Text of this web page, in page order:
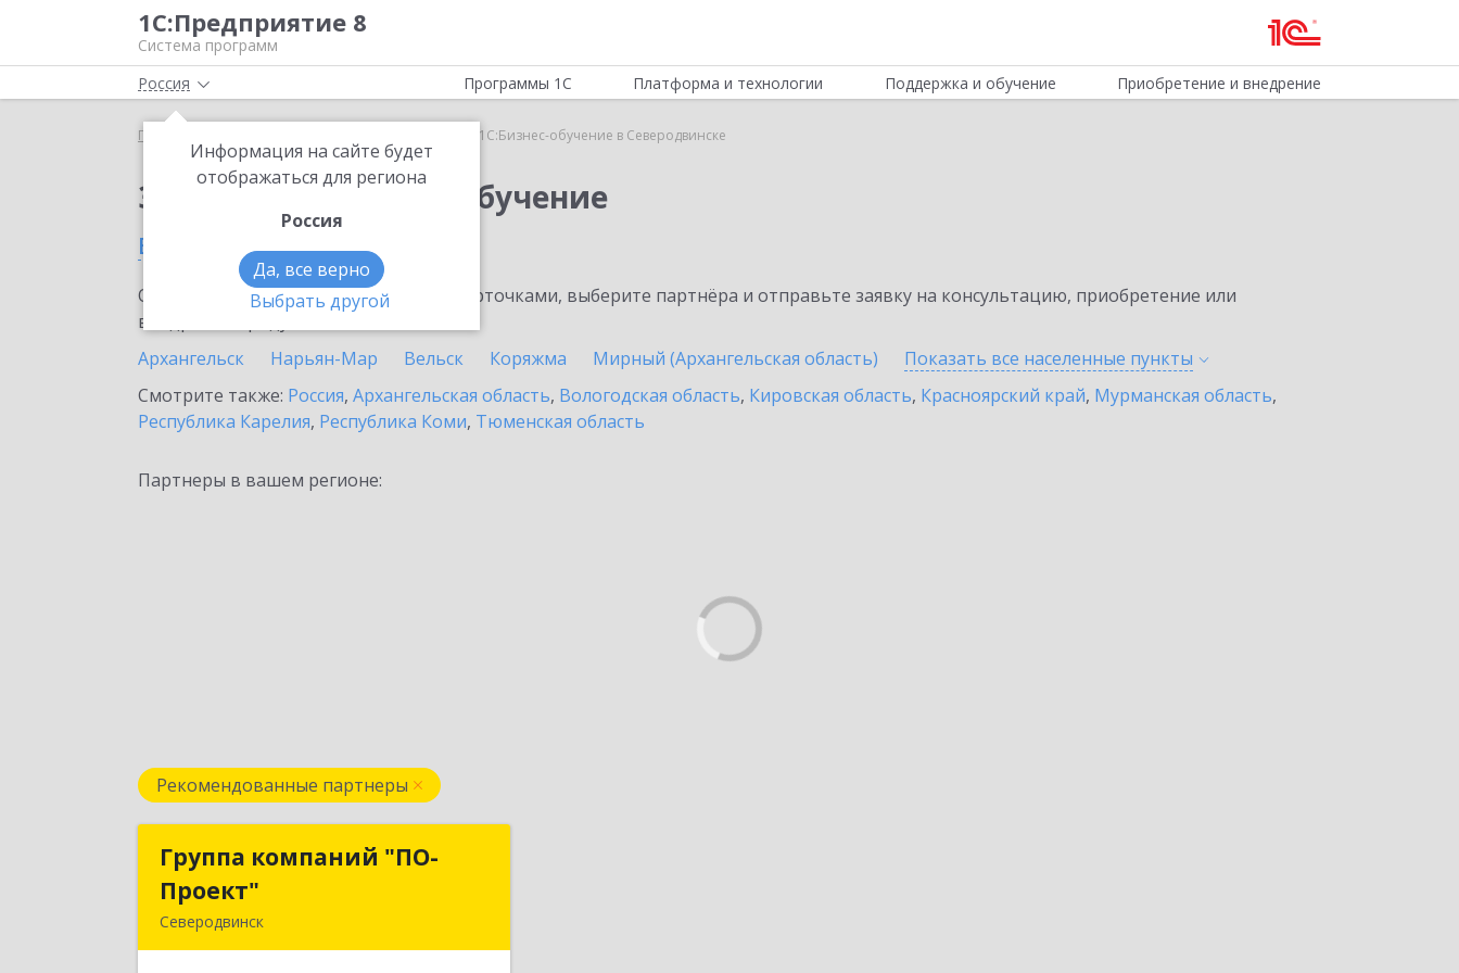
1С:Предприятие 8
Система программ
Россия
Информация на сайте будет
отображаться для региона
Россия
Да, все верно
Выбрать другой
Программы 1С Платформа и технологии Поддержка и обучение Приобретение и внедрение
Главная 1С:Бизнес-обучение в Северодвинске
Заказать 1С:Бизнес-обучение
в Северодвинске
Ознакомьтесь с информационными карточками, выберите партнёра и отправьте заявку на консультацию, приобретение или
внедрение продукта.
Архангельск
Нарьян-Мар Вельск Коряжма Мирный (Архангельская область) Показать все населенные пункты
Смотрите также: Россия, Архангельская область, Вологодская область, Кировская область, Красноярский край, Мурманская область,
Республика Карелия, Республика Коми, Тюменская область
Партнеры в вашем регионе:
Рекомендованные партнеры
Группа компаний "ПО-
Проект"
Северодвинск
Группа компаний "ПО-